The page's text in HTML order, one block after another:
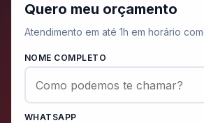
Quero meu orçamento
Atendimento em até 1h em horário
NOME COMPLETO
WHATSAPP